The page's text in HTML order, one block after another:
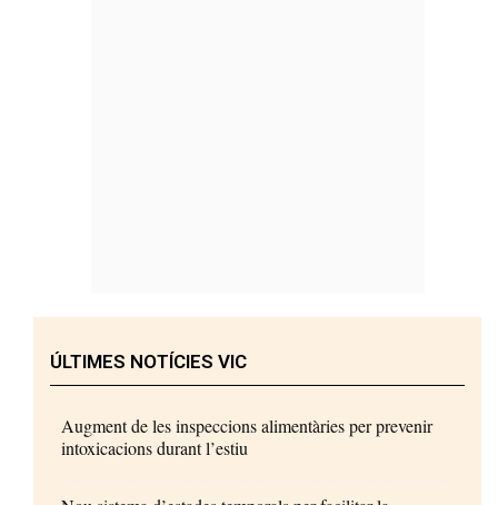
ÚLTIMES NOTÍCIES VIC
Augment de les inspeccions alimentàries per prevenir
intoxicacions durant l’estiu